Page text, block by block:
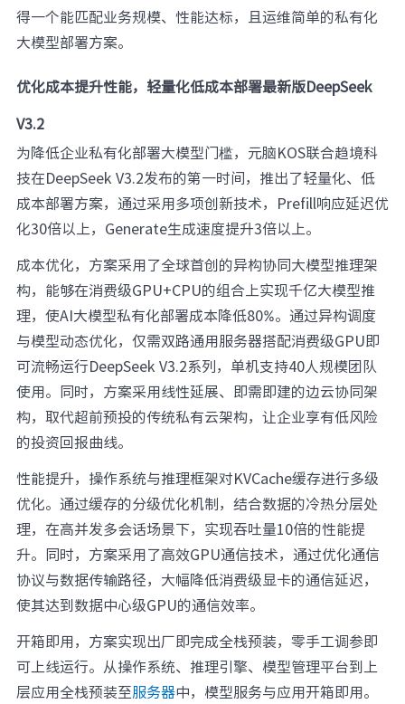
得一个能匹配业务规模、性能达标，且运维简单的私有化
大模型部署方案。
优化成本提升性能，轻量化低成本部署最新版DeepSeek
V3.2
为降低企业私有化部署大模型门槛，元脑KOS联合趋境科
技在DeepSeek V3.2发布的第一时间，推出了轻量化、低
成本部署方案，通过采用多项创新技术，Prefill响应延迟优
化30倍以上，Generate生成速度提升3倍以上。
成本优化，方案采用了全球首创的异构协同大模型推理架
构，能够在消费级GPU+CPU的组合上实现千亿大模型推
理，使AI大模型私有化部署成本降低80%。通过异构调度
与模型动态优化，仅需双路通用服务器搭配消费级GPU即
可流畅运行DeepSeek V3.2系列，单机支持40人规模团队
使用。同时，方案采用线性延展、即需即建的边云协同架
构，取代超前预投的传统私有云架构，让企业享有低风险
的投资回报曲线。
性能提升，操作系统与推理框架对KVCache缓存进行多级
优化。通过缓存的分级优化机制，结合数据的冷热分层处
理，在高并发多会话场景下，实现吞吐量10倍的性能提
升。同时，方案采用了高效GPU通信技术，通过优化通信
协议与数据传输路径，大幅降低消费级显卡的通信延迟，
使其达到数据中心级GPU的通信效率。
开箱即用，方案实现出厂即完成全栈预装，零手工调参即
可上线运行。从操作系统、推理引擎、模型管理平台到上
层应用全栈预装至服务器中，模型服务与应用开箱即用。